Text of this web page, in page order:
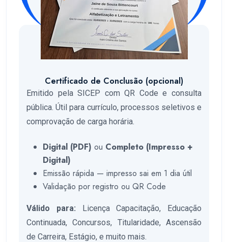
Certificado de Conclusão (opcional)
Emitido pela SICEP com QR Code e consulta
pública. Útil para currículo, processos seletivos e
comprovação de carga horária.
Digital (PDF) ou Completo (Impresso +
Digital)
Emissão rápida — impresso sai em 1 dia útil
Validação por registro ou QR Code
Válido para: Licença Capacitação, Educação
Continuada, Concursos, Titularidade, Ascensão
de Carreira, Estágio, e muito mais.